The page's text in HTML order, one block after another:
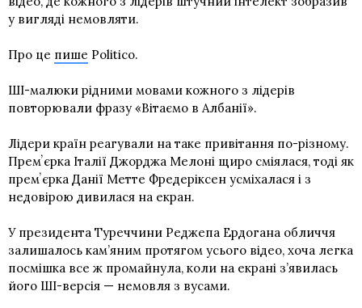
у вигляді немовляти.
Про це пише Politico.
ШІ-малюки рідними мовами кожного з лідерів
повторювали фразу «Вітаємо в Албанії».
Лідери країн реагували на таке привітання по-різному.
Премʼєрка Італії Джорджа Мелоні щиро сміялася, тоді як
премʼєрка Данії Метте Фредеріксен усміхалася і з
недовірою дивилася на екран.
У президента Туреччини Реджепа Ердогана обличчя
залишалось кам’яним протягом усього відео, хоча легка
посмішка все ж промайнула, коли на екрані з’явилась
його ШІ-версія — немовля з вусами.